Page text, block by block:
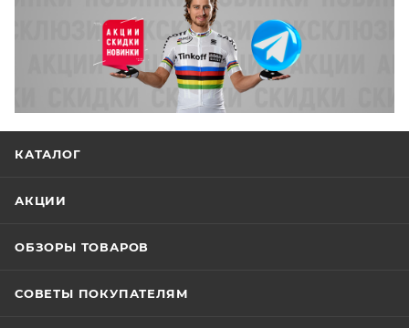
КАТАЛОГ
АКЦИИ
ОБЗОРЫ ТОВАРОВ
СОВЕТЫ ПОКУПАТЕЛЯМ